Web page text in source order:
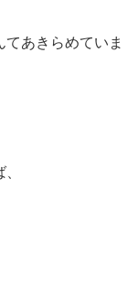
てあきらめていま